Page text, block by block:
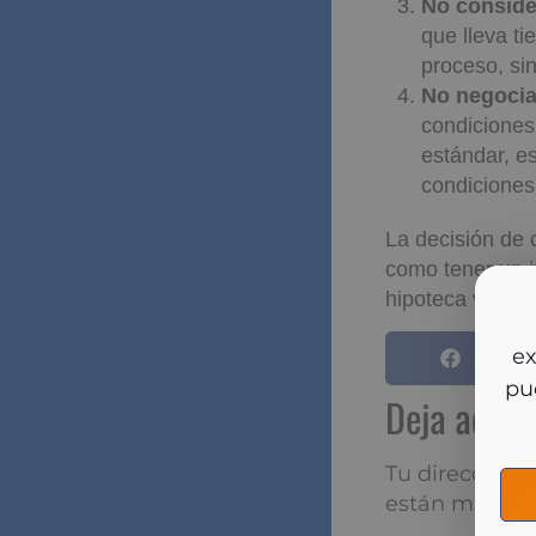
y
No
que lleva
proceso,
No
estándar,
La decisión de
como tener un
hipoteca
Deja
Tu dirección
marcados con